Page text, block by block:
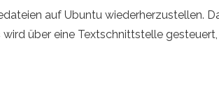
auf Ubuntu wiederherzustellen.
über eine Textschnittstelle